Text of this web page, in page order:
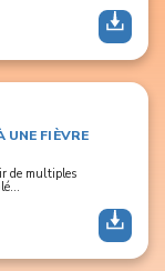
UNE FIÈVRE
de multiples